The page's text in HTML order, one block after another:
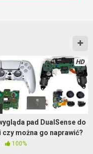
HD
pad DualSense do
czy można go naprawić?
100%